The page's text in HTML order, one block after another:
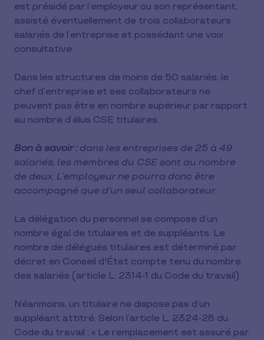
est présidé par l’employeur ou son représentant,
assisté éventuellement de trois collaborateurs
salariés de l’entreprise et possédant une voix
consultative.
Dans les structures de moins de 50 salariés, le
chef d’entreprise et ses collaborateurs ne
peuvent pas être en nombre supérieur par rapport
au nombre d’élus CSE titulaires.
Bon à savoir :dans les entreprises de 25 à 49
salariés, les membres du CSE sont au nombre
de deux. L’employeur ne pourra donc être
accompagné que d’un seul collaborateur.
La délégation du personnel se compose d’un
nombre égal de titulaires et de suppléants. Le
nombre de délégués titulaires est déterminé par
décret en Conseil d'État compte tenu du nombre
des salariés (article L. 2314-1 du Code du travail).
Néanmoins, un titulaire ne dispose pas d’un
suppléant attitré. Selon l’article L. 2324-28 du
Code du travail : « Le remplacement est assuré par